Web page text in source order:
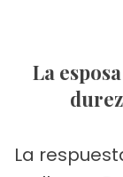
La esposa de El Puma respondió con
La